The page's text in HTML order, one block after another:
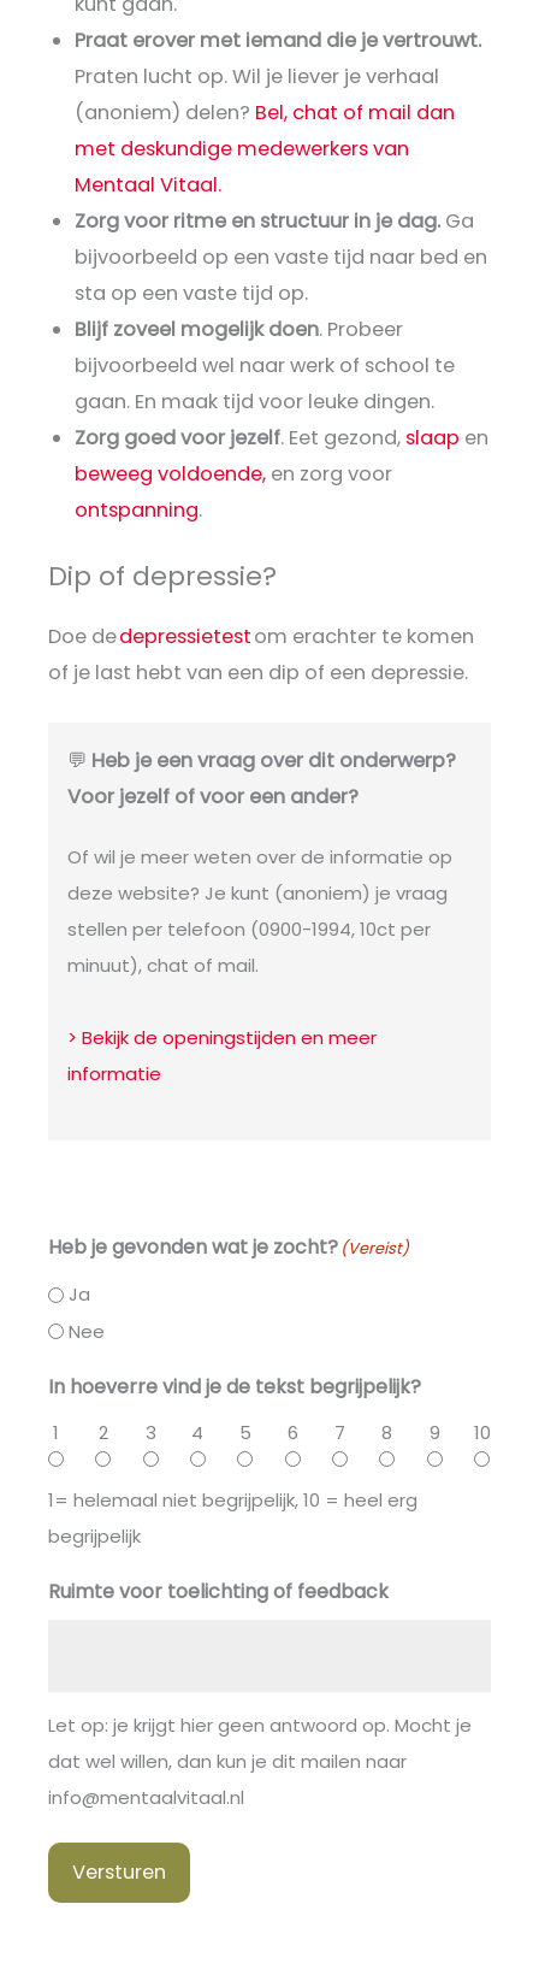
Praat erover met iemand die je vertrouwt.
Praten lucht op. Wil je liever je verhaal
(anoniem) delen? Bel, chat of mail dan
met deskundige medewerkers van
Mentaal Vitaal.
Zorg voor ritme en structuur in je dag. Ga
bijvoorbeeld op een vaste tijd naar bed en
sta op een vaste tijd op.
Blijf zoveel mogelijk doen. Probeer
bijvoorbeeld wel naar werk of school te
gaan. En maak tijd voor leuke dingen.
Zorg goed voor jezelf. Eet gezond, slaap en
beweeg voldoende, en zorg voor
ontspanning.
Dip of depressie?
Doe dedepressietestom erachter te komen
of je last hebt van een dip of een depressie.
💬 Heb je een vraag over dit onderwerp?
Voor jezelf of voor een ander?
Of wil je meer weten over de informatie op
deze website? Je kunt (anoniem) je vraag
stellen per telefoon (0900-1994, 10ct per
minuut), chat of mail.
> Bekijk de openingstijden en meer
informatie
Heb je gevonden wat je zocht? (Vereist)
Ja
Nee
In hoeverre vind je de tekst begrijpelijk?
1 2 3 4 5 6 7 8 9 10
1= helemaal niet begrijpelijk, 10 = heel erg
begrijpelijk
Ruimte voor toelichting of feedback
Let op: je krijgt hier geen antwoord op. Mocht je
dat wel willen, dan kun je dit mailen naar
info@mentaalvitaal.nl
Versturen